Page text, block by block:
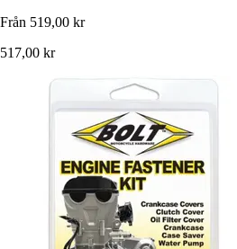
Från 519,00 kr
517,00 kr